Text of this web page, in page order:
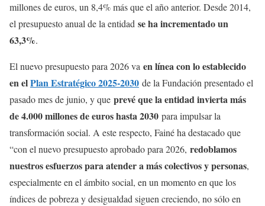
millones de euros, un 8,4% más que el año anterior. Desde 2014,
el presupuesto anual de la entidad se ha incrementado un
63,3%.
El nuevo presupuesto para 2026 va en línea con lo establecido
en elPlan Estratégico 2025-2030 de la Fundación presentado el
pasado mes de junio, y que prevé que la entidad invierta más
de 4.000 millones de euros hasta 2030 para impulsar la
transformación social. A este respecto, Fainé ha destacado que
“con el nuevo presupuesto aprobado para 2026, redoblamos
nuestros esfuerzos para atender a más colectivos y personas,
especialmente en el ámbito social, en un momento en que los
índices de pobreza y desigualdad siguen creciendo, no sólo en